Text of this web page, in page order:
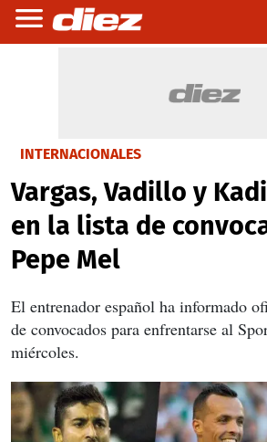
INTERNACIONALES
Vargas, Vadillo y
en la lista de
Pepe Mel
El entrenador español ha informado
de convocados para enfrentarse al
miércoles.